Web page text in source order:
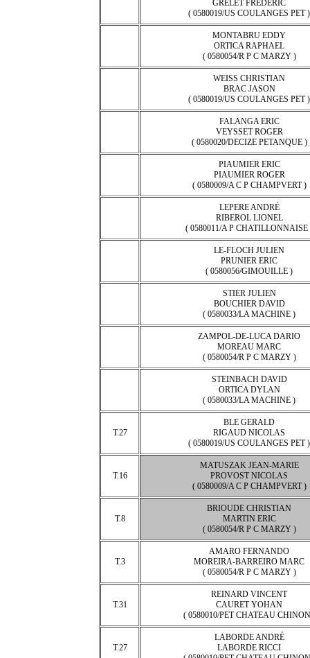
GRELET FREDERIC
( 0580019/US COULANGES PET )
MONTABRU EDDY
ORTICA RAPHAEL
( 0580054/R P C MARZY )
WEISS CHRISTIAN
BRAC JASON
( 0580019/US COULANGES PET )
FALANGA ERIC
VEYSSET ROGER
( 0580020/DECIZE PETANQUE )
PIAUMIER ERIC
PIAUMIER ROGER
( 0580009/A C P CHAMPVERT )
LEPERE ANDRÉ
RIBEROL LIONEL
( 0580011/A P CHATILLONNAISE
LE-FLOCH JULIEN
PRUNIER ERIC
( 0580056/GIMOUILLE )
STIER JULIEN
BOUCHIER DAVID
( 0580033/LA MACHINE )
ZAMPOL-DE-LUCA DARIO
MOREAU MARC
( 0580054/R P C MARZY )
STEINBACH DAVID
ORTICA DYLAN
( 0580033/LA MACHINE )
T.27
BLE GERALD
RIGAUD NICOLAS
( 0580019/US COULANGES PET )
T.16
MATUSZAK JEAN-MARIE
PROVOST NICOLAS
( 0580009/A C P CHAMPVERT )
T.8
BRIOUDE CHRISTIAN
MARTIN ERIC
( 0580054/R P C MARZY )
T.3
AMARO FERNANDO
MOREIRA-BARREIRO MARC
( 0580054/R P C MARZY )
T.31
REINARD VINCENT
CAURET YOHAN
( 0580010/PET CHATEAU
T.27
LABORDE ANDRÉ
LABORDE RICCI